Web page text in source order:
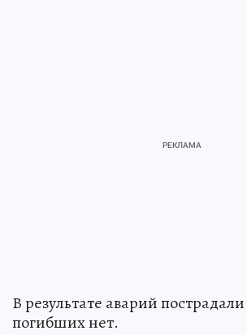
В результате аварий
погибших нет.